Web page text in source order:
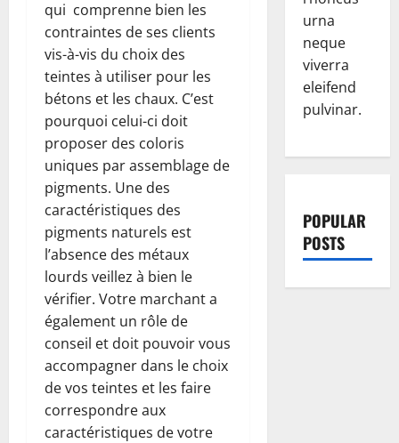
qui comprenne bien les
contraintes de ses clients
vis-à-vis du choix des
teintes à utiliser pour les
bétons et les chaux. C’est
pourquoi celui-ci doit
proposer des coloris
uniques par assemblage de
pigments. Une des
caractéristiques des
pigments naturels est
l’absence des métaux
lourds veillez à bien le
vérifier. Votre marchant a
également un rôle de
conseil et doit pouvoir vous
accompagner dans le choix
de vos teintes et les faire
correspondre aux
caractéristiques de votre
urna
neque
viverra
eleifend
pulvinar.
POPULAR
POSTS